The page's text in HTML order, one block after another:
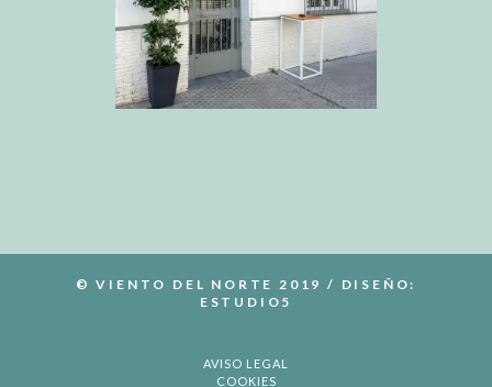
© VIENTO DEL NORTE 2019 / DISEÑO:
ESTUDIO5
AVISO LEGAL
COOKIES